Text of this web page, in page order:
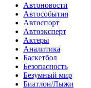
Автоновости
Автособытия
Автоспорт
Автоэксперт
Актеры
Аналитика
Баскетбол
Безопасность
Безумный мир
Биатлон/Лыжи